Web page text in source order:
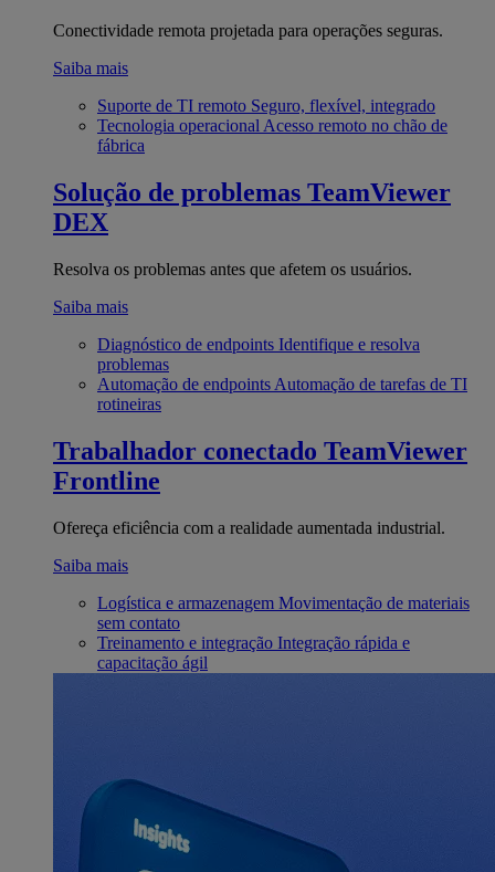
Conectividade remota projetada para operações seguras.
Saiba mais
Suporte de TI remoto Seguro, flexível, integrado
Tecnologia operacional Acesso remoto no chão de
fábrica
Solução de problemas TeamViewer
DEX
Resolva os problemas antes que afetem os usuários.
Saiba mais
Diagnóstico de endpoints Identifique e resolva
problemas
Automação de endpoints Automação de tarefas de TI
rotineiras
Trabalhador conectado TeamViewer
Frontline
Ofereça eficiência com a realidade aumentada industrial.
Saiba mais
Logística e armazenagem Movimentação de materiais
sem contato
Treinamento e integração Integração rápida e
capacitação ágil